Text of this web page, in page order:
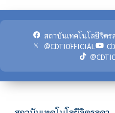
สถาบันเทคโนโลยีจิตร
@CDTIOFFICIAL